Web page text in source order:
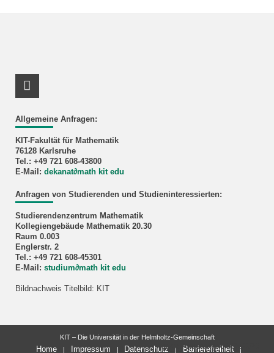
Allgemeine Anfragen:
KIT-Fakultät für Mathematik
76128 Karlsruhe
Tel.: +49 721 608-43800
E-Mail: dekanat∂math kit edu
Anfragen von Studierenden und Studieninteressierten:
Studierendenzentrum Mathematik
Kollegiengebäude Mathematik 20.30
Raum 0.003
Englerstr. 2
Tel.: +49 721 608-45301
E-Mail: studium∂math kit edu
RSS-Feed
Bildnachweis Titelbild: KIT
letzte Änderung: 04.05.2026
KIT – Die Universität in der Helmholtz-Gemeinschaft
Home Impressum Datenschutz Barrierefreiheit